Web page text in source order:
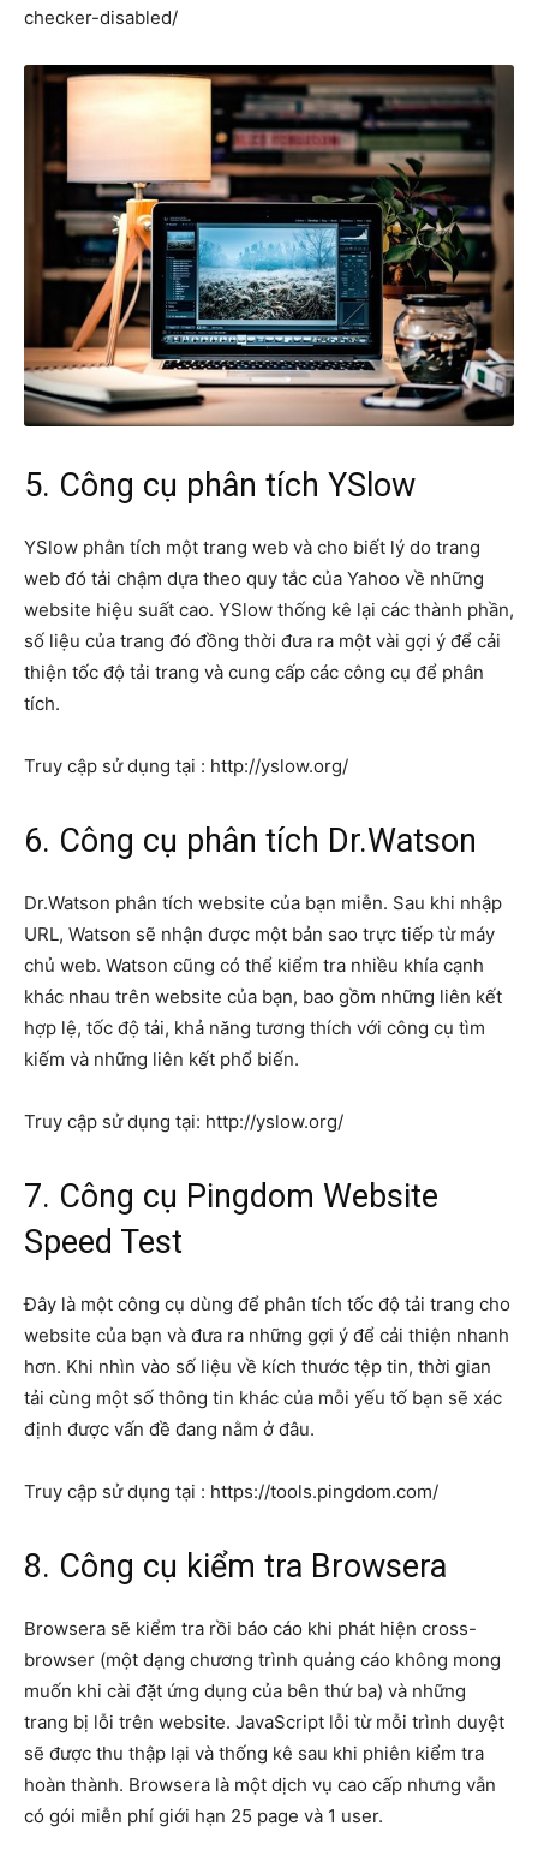
checker-disabled/
5. Công cụ phân tích YSlow
YSlow phân tích một trang web và cho biết lý do trang
web đó tải chậm dựa theo quy tắc của Yahoo về những
website hiệu suất cao. YSlow thống kê lại các thành phần,
số liệu của trang đó đồng thời đưa ra một vài gợi ý để cải
thiện tốc độ tải trang và cung cấp các công cụ để phân
tích.
Truy cập sử dụng tại : http://yslow.org/
6. Công cụ phân tích Dr.Watson
Dr.Watson phân tích website của bạn miễn. Sau khi nhập
URL, Watson sẽ nhận được một bản sao trực tiếp từ máy
chủ web. Watson cũng có thể kiểm tra nhiều khía cạnh
khác nhau trên website của bạn, bao gồm những liên kết
hợp lệ, tốc độ tải, khả năng tương thích với công cụ tìm
kiếm và những liên kết phổ biến.
Truy cập sử dụng tại: http://yslow.org/
7. Công cụ Pingdom Website
Speed Test
Đây là một công cụ dùng để phân tích tốc độ tải trang cho
website của bạn và đưa ra những gợi ý để cải thiện nhanh
hơn. Khi nhìn vào số liệu về kích thước tệp tin, thời gian
tải cùng một số thông tin khác của mỗi yếu tố bạn sẽ xác
định được vấn đề đang nằm ở đâu.
Truy cập sử dụng tại : https://tools.pingdom.com/
8. Công cụ kiểm tra Browsera
Browsera sẽ kiểm tra rồi báo cáo khi phát hiện cross-
browser (một dạng chương trình quảng cáo không mong
muốn khi cài đặt ứng dụng của bên thứ ba) và những
trang bị lỗi trên website. JavaScript lỗi từ mỗi trình duyệt
sẽ được thu thập lại và thống kê sau khi phiên kiểm tra
hoàn thành. Browsera là một dịch vụ cao cấp nhưng vẫn
có gói miễn phí giới hạn 25 page và 1 user.